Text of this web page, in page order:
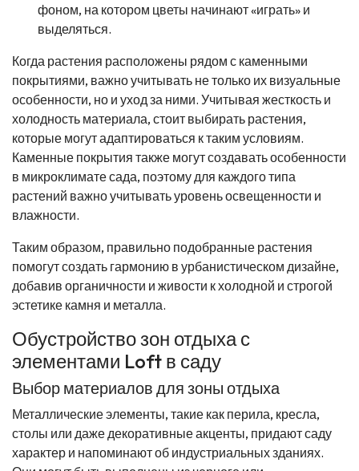
фоном, на котором цветы начинают «играть» и
выделяться.
Когда растения расположены рядом с каменными
покрытиями, важно учитывать не только их визуальные
особенности, но и уход за ними. Учитывая жесткость и
холодность материала, стоит выбирать растения,
которые могут адаптироваться к таким условиям.
Каменные покрытия также могут создавать особенности
в микроклимате сада, поэтому для каждого типа
растений важно учитывать уровень освещенности и
влажности.
Таким образом, правильно подобранные растения
помогут создать гармонию в урбанистическом дизайне,
добавив органичности и живости к холодной и строгой
эстетике камня и металла.
Обустройство зон отдыха с
элементами Loft в саду
Выбор материалов для зоны отдыха
Металлические элементы, такие как перила, кресла,
столы или даже декоративные акценты, придают саду
характер и напоминают об индустриальных зданиях.